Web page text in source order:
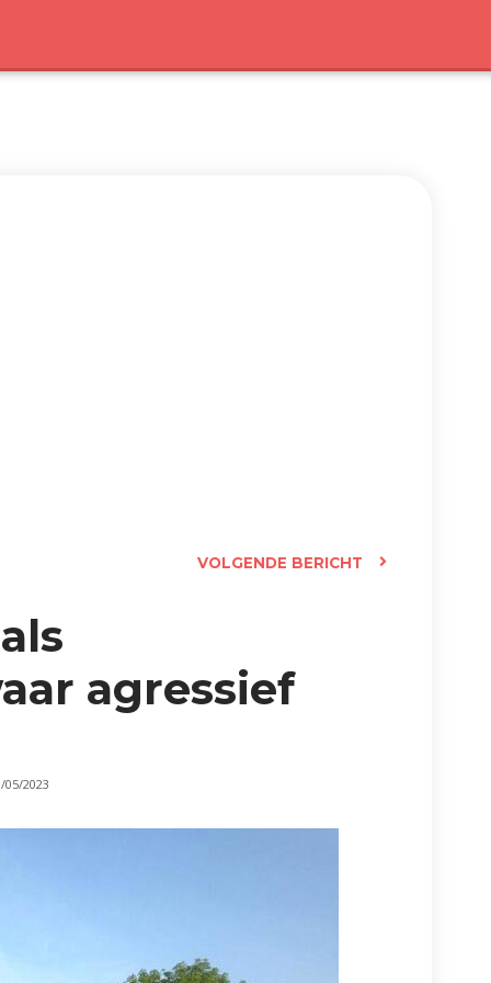
VOLGENDE BERICHT
agressief
05/2023